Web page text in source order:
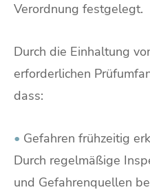
Verordnung festgelegt.
Durch die Einhaltung
erforderlichen
dass:
• Gefahren frühzeitig
Durch regelmäßige
und Gefahrenquellen